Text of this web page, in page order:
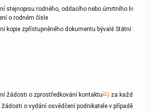
stejnopisu rodného, oddacího nebo úmrtního listu
o rodném čísle
kopie zpřístupněného dokumentu bývalé Státní
žádosti o zprostředkování kontaktu2c) za každou
žádosti o vydání osvědčení podnikatele v případě, že u